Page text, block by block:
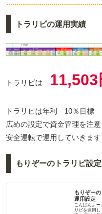
トラリピの運用実績
トラリピは 11,503
トラリピは年利 10％目標
広めの設定で資金管理を注意
安全運転で運用していきます
もりぞーのトラリピ設定
もりぞー
運用設定
こんばんよ
リピを運用